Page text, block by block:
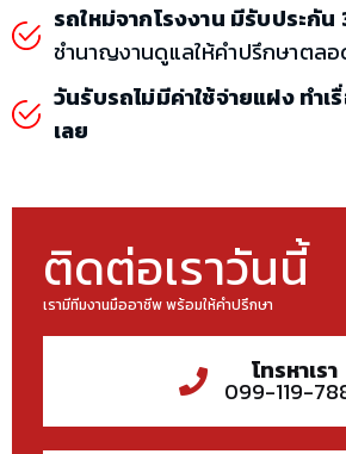
รถใหม่จากโรงงาน มีรับประกัน
ชำนาญงานดูแลให้คำปรึกษาตล
วันรับรถไม่มีค่าใช้จ่ายแฝง ทำเ
เลย
ติดต่อเราวันนี้
เรามีทีมงานมืออาชีพ พร้อมให้คำปรึกษา
โทรหาเรา
099-119-